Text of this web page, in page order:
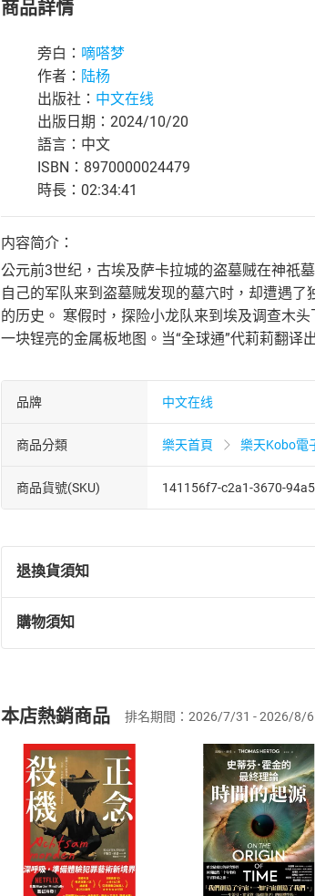
商品詳情
旁白： 嘀嗒梦
作者： 陆杨
出版社： 中文在线
出版日期：2024/10/20
語言：中文
ISBN：8970000024479
時長：02:34:41
内容简介：
公元前3世纪，古埃及萨卡拉城的盗墓贼在神祇
自己的军队来到盗墓贼发现的墓穴时，却遭遇
的历史。 寒假时，探险小龙队来到埃及调查木
一块锃亮的金属板地图。当“全球通”代莉莉翻
品牌 中文在线
商品分類 樂天首頁 樂天Kobo電
商品貨號(SKU) 141156f7-c2a1-3670-
退換貨須知
退換貨規定：
(一)依消費者保護法第19條第1項後段暨
(二)消費者訂購本店鋪之商品即代表知悉
且已下載/存取電子書，不得請求退貨退款。
退貨方式：您欲取消訂單或辦理退貨時，
貨」，本店鋪將依您的申請進行審核，待審
請注意，樂天市場須以整筆訂單為單位進
購物須知
挑選商品
Choose
放入購物車
Shopping
購書後，如何開始使用？
Step1.選擇閱讀載具
本店熱銷商品 排名期間：2026/7/31 - 2026/8/6